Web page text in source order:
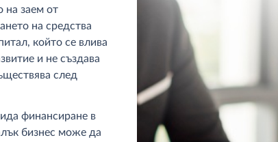
на заем от
на средства
който се влива
и не създава
след
финансиране в
бизнес може да